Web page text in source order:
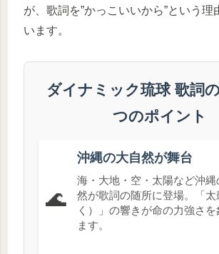
が、歌詞を”かっこいいから”という理
います。
ダイナミック琉球 歌詞
つのポイント
🌊
沖縄の大自然が舞台
海・大地・空・太陽など沖縄
然が歌詞の随所に登場。「太
く）」の響きが命の力強さ
ます。